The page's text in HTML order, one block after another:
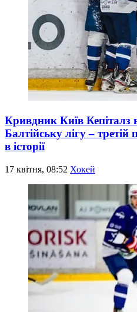
Кривдник Київ Кепіталз
Балтійську лігу – третій
в історії
17 квітня, 08:52 Хокей